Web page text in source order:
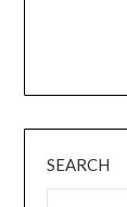
SEARCH